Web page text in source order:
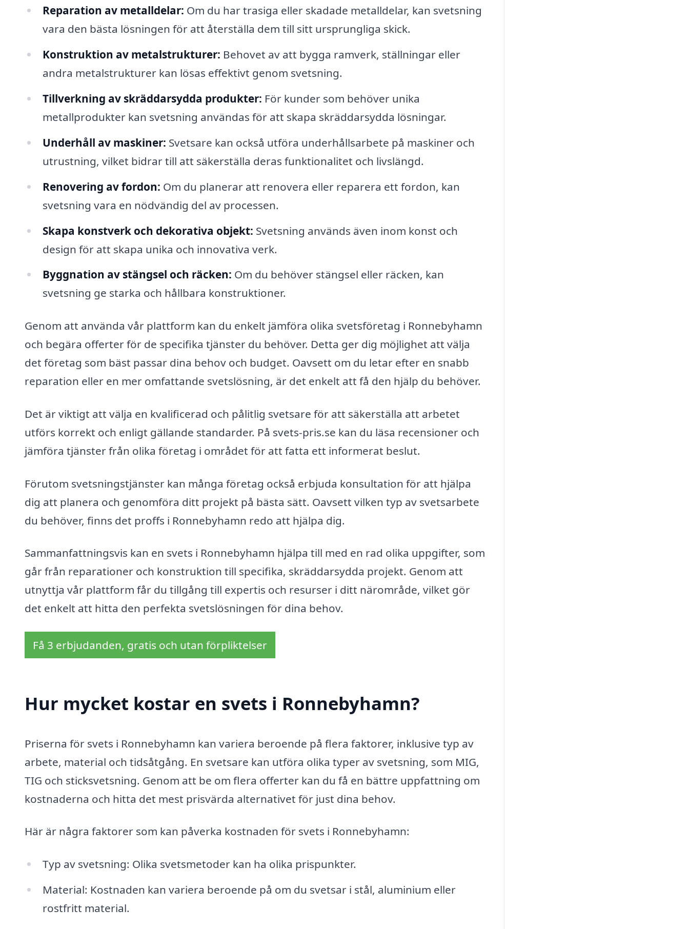
Reparation av metalldelar: Om du har trasiga eller skadade metalldelar, kan svetsning
vara den bästa lösningen för att återställa dem till sitt ursprungliga skick.
Konstruktion av metalstrukturer: Behovet av att bygga ramverk, ställningar eller
andra metalstrukturer kan lösas effektivt genom svetsning.
Tillverkning av skräddarsydda produkter: För kunder som behöver unika
metallprodukter kan svetsning användas för att skapa skräddarsydda lösningar.
Underhåll av maskiner: Svetsare kan också utföra underhållsarbete på maskiner och
utrustning, vilket bidrar till att säkerställa deras funktionalitet och livslängd.
Renovering av fordon: Om du planerar att renovera eller reparera ett fordon, kan
svetsning vara en nödvändig del av processen.
Skapa konstverk och dekorativa objekt: Svetsning används även inom konst och
design för att skapa unika och innovativa verk.
Byggnation av stängsel och räcken: Om du behöver stängsel eller räcken, kan
svetsning ge starka och hållbara konstruktioner.
Genom att använda vår plattform kan du enkelt jämföra olika svetsföretag i Ronnebyhamn
och begära offerter för de specifika tjänster du behöver. Detta ger dig möjlighet att välja
det företag som bäst passar dina behov och budget. Oavsett om du letar efter en snabb
reparation eller en mer omfattande svetslösning, är det enkelt att få den hjälp du behöver.
Det är viktigt att välja en kvalificerad och pålitlig svetsare för att säkerställa att arbetet
utförs korrekt och enligt gällande standarder. På svets-pris.se kan du läsa recensioner och
jämföra tjänster från olika företag i området för att fatta ett informerat beslut.
Förutom svetsningstjänster kan många företag också erbjuda konsultation för att hjälpa
dig att planera och genomföra ditt projekt på bästa sätt. Oavsett vilken typ av svetsarbete
du behöver, finns det proffs i Ronnebyhamn redo att hjälpa dig.
Sammanfattningsvis kan en svets i Ronnebyhamn hjälpa till med en rad olika uppgifter, som
går från reparationer och konstruktion till specifika, skräddarsydda projekt. Genom att
utnyttja vår plattform får du tillgång till expertis och resurser i ditt närområde, vilket gör
det enkelt att hitta den perfekta svetslösningen för dina behov.
Få 3 erbjudanden, gratis och utan förpliktelser
Hur mycket kostar en svets i Ronnebyhamn?
Priserna för svets i Ronnebyhamn kan variera beroende på flera faktorer, inklusive typ av
arbete, material och tidsåtgång. En svetsare kan utföra olika typer av svetsning, som MIG,
TIG och sticksvetsning. Genom att be om flera offerter kan du få en bättre uppfattning om
kostnaderna och hitta det mest prisvärda alternativet för just dina behov.
Här är några faktorer som kan påverka kostnaden för svets i Ronnebyhamn:
Typ av svetsning: Olika svetsmetoder kan ha olika prispunkter.
Material: Kostnaden kan variera beroende på om du svetsar i stål, aluminium eller
rostfritt material.